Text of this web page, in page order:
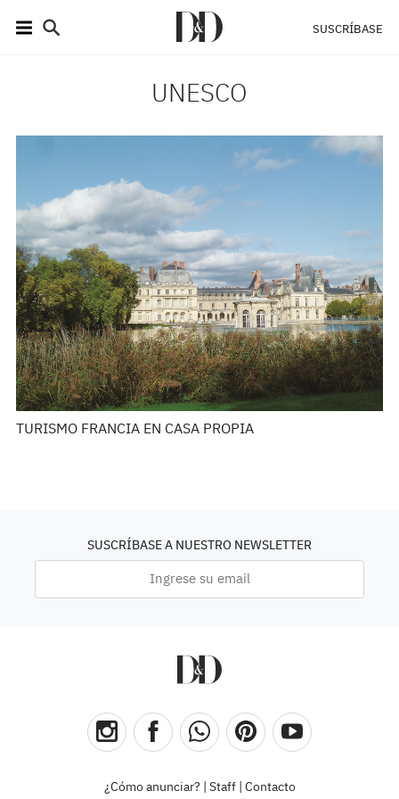
SUSCRÍBASE
UNESCO
TURISMO FRANCIA EN CASA PROPIA
SUSCRÍBASE A NUESTRO NEWSLETTER
¿Cómo anunciar? Staff| Contacto